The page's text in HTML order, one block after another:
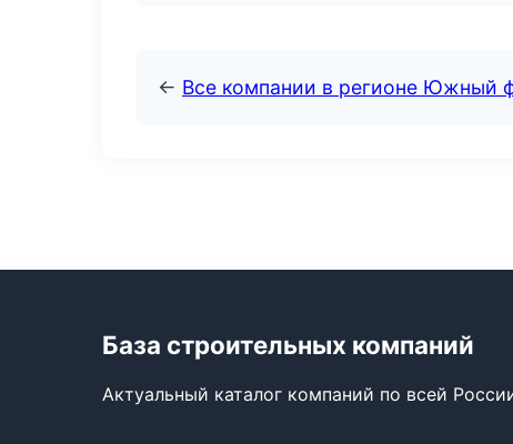
← Все компании в регионе Южный
База строительных компаний
Актуальный каталог компаний по всей